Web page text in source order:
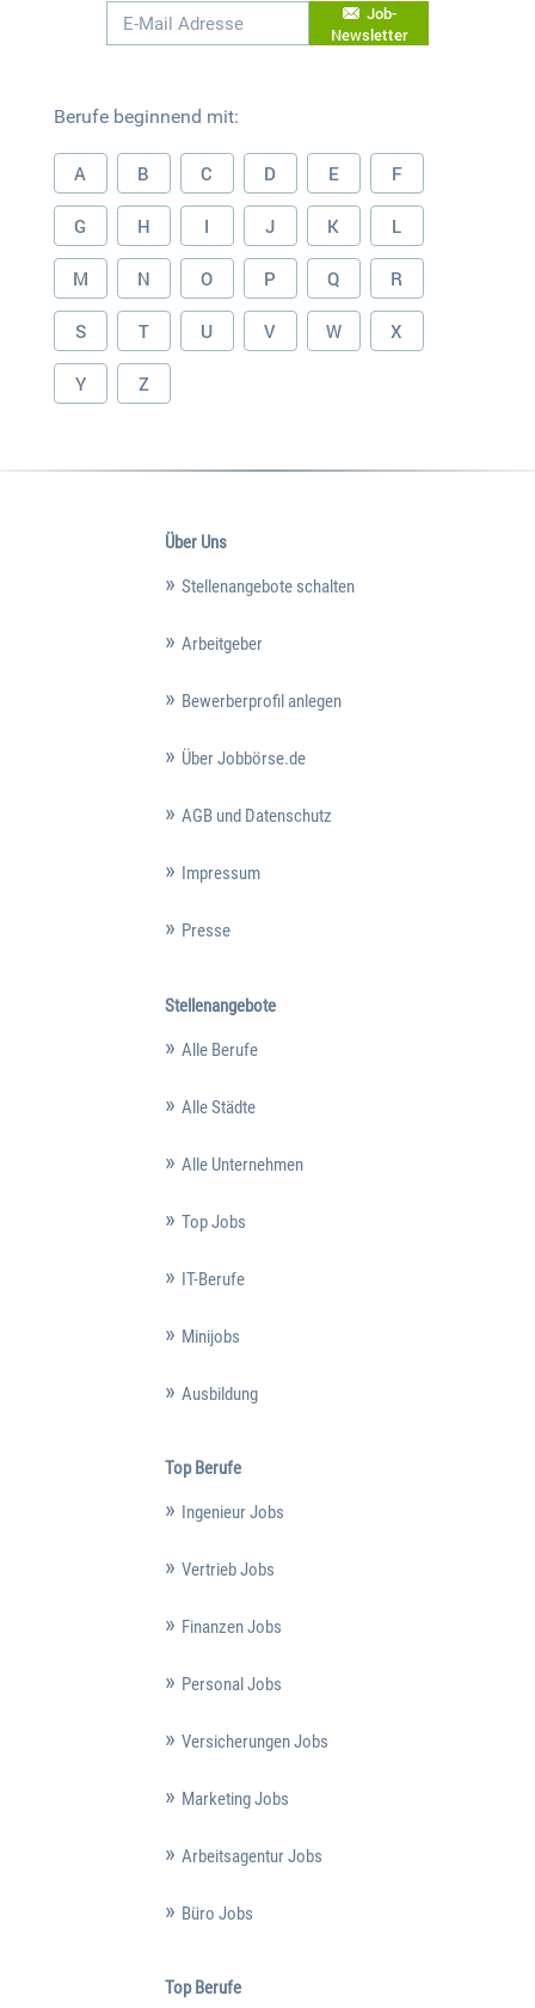
Job-
Newsletter
Berufe beginnend mit:
A B C D E F
G H I J K L
M N O P Q R
S T U V W X
Y Z
Über Uns
Stellenangebote schalten
Arbeitgeber
Bewerberprofil anlegen
Über Jobbörse.de
AGB und Datenschutz
Impressum
Presse
Stellenangebote
Alle Berufe
Alle Städte
Alle Unternehmen
Top Jobs
IT-Berufe
Minijobs
Ausbildung
Top Berufe
Ingenieur Jobs
Vertrieb Jobs
Finanzen Jobs
Personal Jobs
Versicherungen Jobs
Marketing Jobs
Arbeitsagentur Jobs
Büro Jobs
Top Berufe